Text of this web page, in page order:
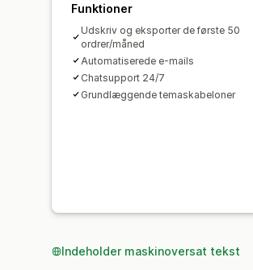
Funktioner
Udskriv og eksporter de første 50
ordrer/måned
Automatiserede e-mails
Chatsupport 24/7
Grundlæggende temaskabeloner
Indeholder maskinoversat tekst